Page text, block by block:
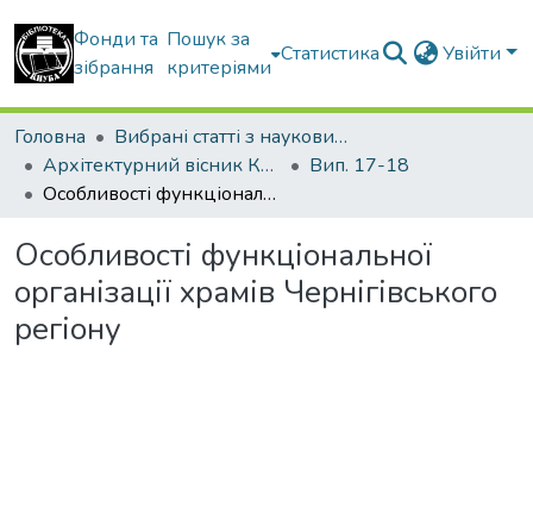
Фонди та
зібрання
Пошук за
критеріями
Статистика Увійти
Головна
Вибрані статті з наукових збірників КНУБА
Архітектурний вісник КНУБА
Вип. 17-18
Особливості функціональної організації храмів Чернігівського регіону
Особливості функціональної
організації храмів Чернігівського
регіону